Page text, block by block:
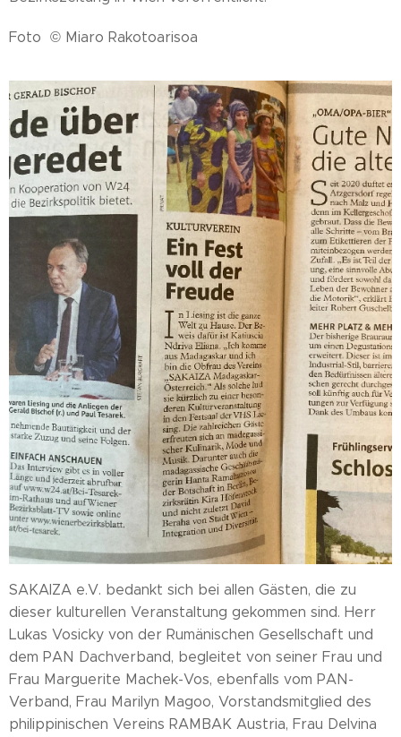
Foto © Miaro Rakotoarisoa
SAKAIZA e.V. bedankt sich bei allen Gästen, die zu
dieser kulturellen Veranstaltung gekommen sind. Herr
Lukas Vosicky von der Rumänischen Gesellschaft und
dem PAN Dachverband, begleitet von seiner Frau und
Frau Marguerite Machek-Vos, ebenfalls vom PAN-
Verband, Frau Marilyn Magoo, Vorstandsmitglied des
philippinischen Vereins RAMBAK Austria, Frau Delvina